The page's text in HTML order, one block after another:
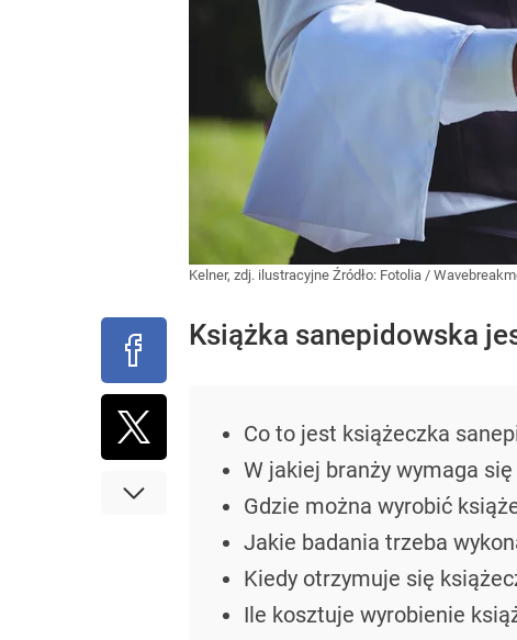
Kelner, zdj. ilustracyjne Źródło: Fotolia /
Książka sanepidowska
Co to jest książeczka
W jakiej branży wymaga
Gdzie można wyrobić
Jakie badania trzeba
Kiedy otrzymuje się
Ile kosztuje wyrobienie